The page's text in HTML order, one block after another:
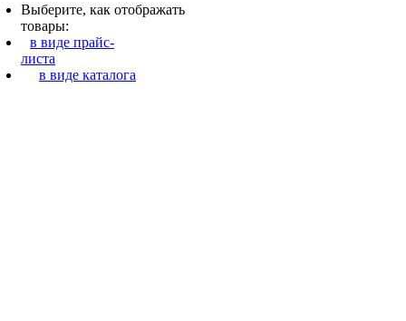
Выберите, как отображать
товары:
в виде прайс-
листа
в виде каталога